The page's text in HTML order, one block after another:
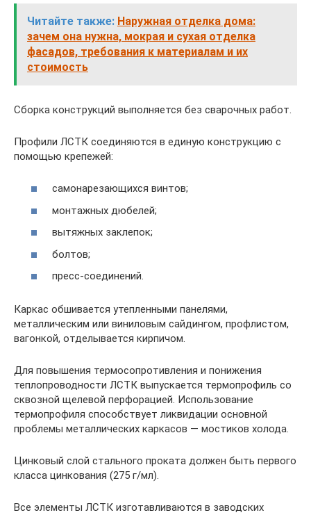
Читайте также: Наружная отделка дома:
зачем она нужна, мокрая и сухая отделка
фасадов, требования к материалам и их
стоимость
Сборка конструкций выполняется без сварочных работ.
Профили ЛСТК соединяются в единую конструкцию с
помощью крепежей:
самонарезающихся винтов;
монтажных дюбелей;
вытяжных заклепок;
болтов;
пресс-соединений.
Каркас обшивается утепленными панелями,
металлическим или виниловым сайдингом, профлистом,
вагонкой, отделывается кирпичом.
Для повышения термосопротивления и понижения
теплопроводности ЛСТК выпускается термопрофиль со
сквозной щелевой перфорацией. Использование
термопрофиля способствует ликвидации основной
проблемы металлических каркасов — мостиков холода.
Цинковый слой стального проката должен быть первого
класса цинкования (275 г/мл).
Все элементы ЛСТК изготавливаются в заводских